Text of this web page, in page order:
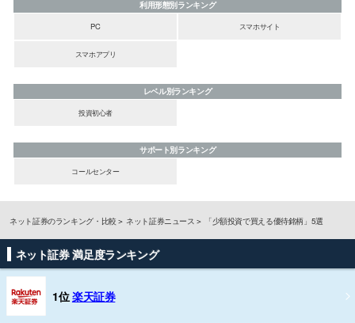
利用形態別ランキング
PC
スマホサイト
スマホアプリ
レベル別ランキング
投資初心者
サポート別ランキング
コールセンター
ネット証券のランキング・比較 ネット証券ニュース 「少額投資で買える優待銘柄」5選
ネット証券 満足度ランキング
1位楽天証券